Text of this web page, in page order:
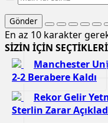
Gönder
En az 10 karakter
SİZİN İÇİN
Manchester
2-2 Berabere Kaldı
Rekor Gelir
Sterlin Zarar